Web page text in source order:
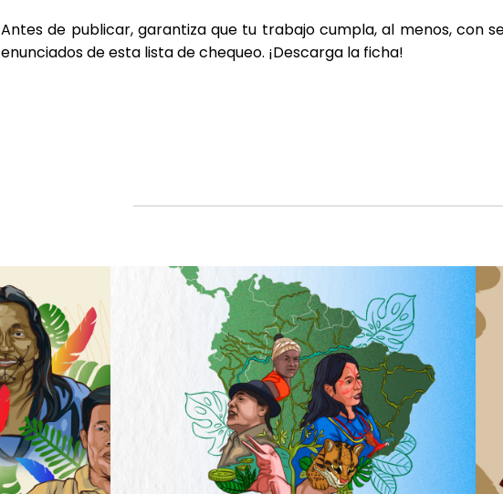
Antes de publicar, garantiza que tu trabajo cumpla, al menos, con
enunciados de esta lista de chequeo. ¡Descarga la ficha!